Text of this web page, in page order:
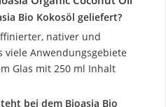
Bio Kokosöl geliefert?
nativer und
viele Anwendungsgebiete
Glas mit 250 ml Inhalt
bei dem Bioasia Bio